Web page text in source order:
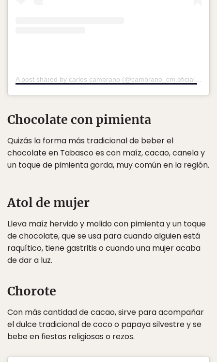
A post shared by carlos cambrano (@cambrano_cm.oficial)on
Chocolate con pimienta
Quizás la forma más tradicional de beber el
chocolate en Tabasco es con maíz, cacao, canela y
un toque de pimienta gorda, muy común en la región.
Atol de mujer
Lleva maíz hervido y molido con pimienta y un toque
de chocolate, que se usa para cuando alguien está
raquítico, tiene gastritis o cuando una mujer acaba
de dar a luz.
Chorote
Con más cantidad de cacao, sirve para acompañar
el dulce tradicional de coco o papaya silvestre y se
bebe en fiestas religiosas o rezos.